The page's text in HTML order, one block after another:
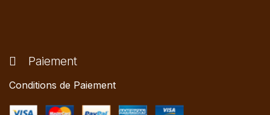
Paiement
Conditions de Paiement